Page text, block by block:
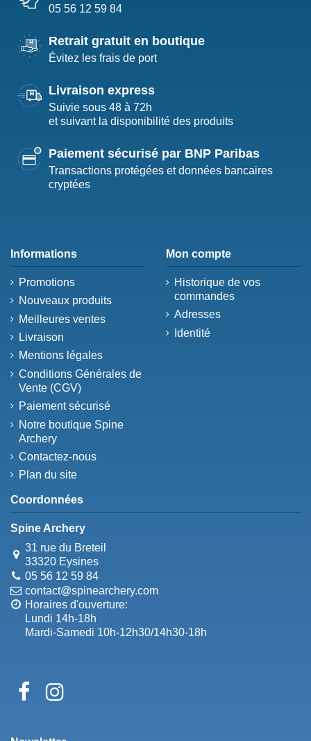
05 56 12 59 84
Retrait gratuit en boutique
Évitez les frais de port
Livraison express
Suivie sous 48 à 72h
et suivant la disponibilité des produits
Paiement sécurisé par BNP Paribas
Transactions protégées et données bancaires
cryptées
Informations
Promotions
Nouveaux produits
Meilleures ventes
Livraison
Mentions légales
Conditions Générales de
Vente (CGV)
Paiement sécurisé
Notre boutique Spine
Archery
Contactez-nous
Plan du site
Mon compte
Historique de vos
commandes
Adresses
Identité
Coordonnées
Spine Archery
31 rue du Breteil
33320 Eysines
05 56 12 59 84
contact@spinearchery.com
Horaires d'ouverture:
Lundi 14h-18h
Mardi-Samedi 10h-12h30/14h30-18h